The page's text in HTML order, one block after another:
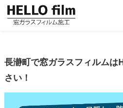
長
長瀞町で窓ガラスフィルム
さい！